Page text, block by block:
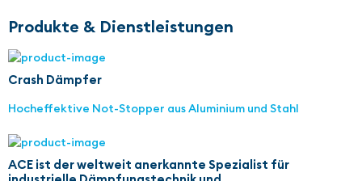
Produkte & Dienstleistungen
Crash Dämpfer
Hocheffektive Not-Stopper aus Aluminium und Stahl
ACE ist der weltweit anerkannte Spezialist für